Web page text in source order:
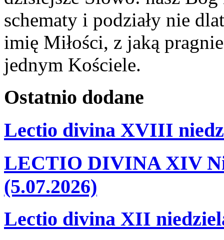
schematy i podziały nie
imię Miłości, z jaką
jednym Kościele.
Ostatnio dodane
Lectio divina XVIII
LECTIO DIVINA XIV
(5.07.2026)
Lectio divina XII